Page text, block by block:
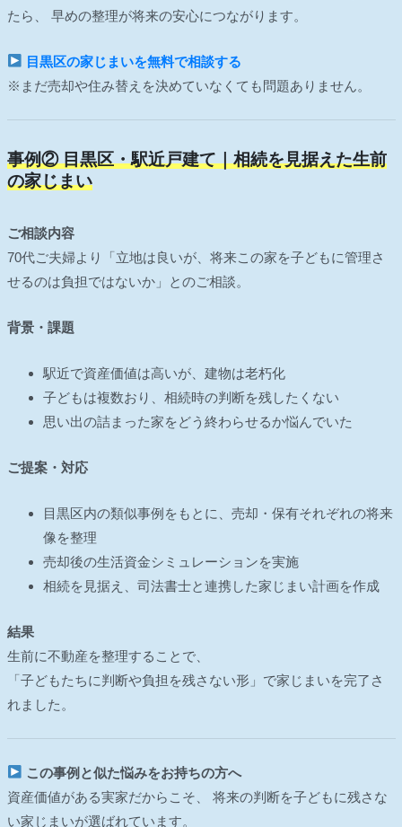
たら、 早めの整理が将来の安心につながります。
目黒区の家じまいを無料で相談する
※まだ売却や住み替えを決めていなくても問題ありません。
事例② 目黒区・駅近戸建て｜相続を見据えた生前
の家じまい
ご相談内容
70代ご夫婦より「立地は良いが、将来この家を子どもに管理さ
せるのは負担ではないか」とのご相談。
背景・課題
駅近で資産価値は高いが、建物は老朽化
子どもは複数おり、相続時の判断を残したくない
思い出の詰まった家をどう終わらせるか悩んでいた
ご提案・対応
目黒区内の類似事例をもとに、売却・保有それぞれの将来
像を整理
売却後の生活資金シミュレーションを実施
相続を見据え、司法書士と連携した家じまい計画を作成
結果
生前に不動産を整理することで、
「子どもたちに判断や負担を残さない形」で家じまいを完了さ
れました。
この事例と似た悩みをお持ちの方へ
資産価値がある実家だからこそ、 将来の判断を子どもに残さな
い家じまいが選ばれています。